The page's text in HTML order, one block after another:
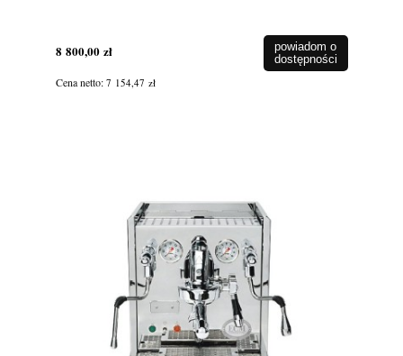
8 800,00 zł
Cena netto: 7 154,47 zł
powiadom o
dostępności